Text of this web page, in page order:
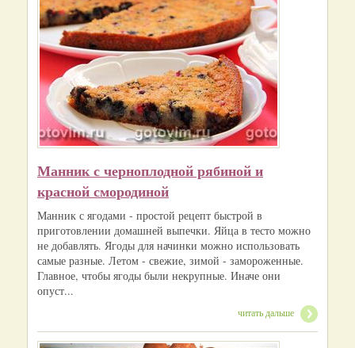
Манник с черноплодной рябиной и
красной смородиной
Манник с ягодами - простой рецепт быстрой в
приготовлении домашней выпечки. Яйца в тесто можно
не добавлять. Ягоды для начинки можно использовать
самые разные. Летом - свежие, зимой - замороженные.
Главное, чтобы ягоды были некрупные. Иначе они
опуст...
читать дальше